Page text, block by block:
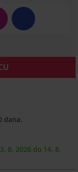
dana.
8. 2026 do 14. 8.